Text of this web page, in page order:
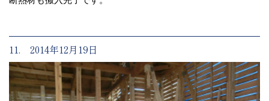
11. 2014年12月19日